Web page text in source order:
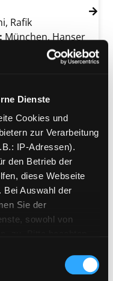
Dienste
Cookies und
zur Verarbeitung
IP-Adressen).
den Betrieb der
diese Webseite
Bei Auswahl der
Sie der
sowohl von
in
des EWR
Rafik
München, Hanser
bis:
Sarah und die Wolke
Kinderbuch
Erika Suche nach
Art Science
wieder lernte